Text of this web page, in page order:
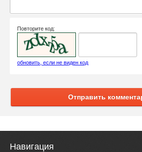
Повторите код:
обновить, если не виден код
Отправить
Навигация